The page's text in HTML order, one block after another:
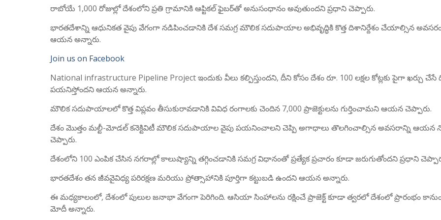
రాబోయే 1,000 రోజుల్లో దేశంలోని ప్రతి గ్రామానికి ఆప్టికల్ ఫైబర్‌తో అనుసంధానం అవుతుందని ప్రధాని చెప్పారు.
భారతదేశాన్ని ఆధునికత వైపు వేగంగా నడిపించడానికి దేశ సమగ్ర మౌలిక సదుపాయాల అభివృద్ధికి కొత్త దిశానిర్దేశం చేయాల్సిన
ఆయన అన్నారు.
Join us on Facebook
National infrastructure Pipeline Project ఇందుకు వీలు కల్పిస్తుందని, దీని కోసం దేశం రూ. 100 లక్షల కోట్లకు పైగా ఖర్చు
పయనిస్తోందని ఆయన అన్నారు.
మౌలిక సదుపాయాలలో కొత్త విప్లవం తీసుకురావడానికి వివిధ రంగాలకు చెందిన 7,000 ప్రాజెక్టులను గుర్తించామని ఆయన చెప్పారు.
దేశం మొత్తం మల్టీ-మోడల్ కనెక్టివిటీ మౌలిక సదుపాయాల వైపు పయనించాలని చెప్పి అగాధాలు తొలగించాల్సిన అవసరాన్ని ఆయన
చెప్పారు.
దేశంలోని 100 ఎంపిక చేసిన నగరాల్లో కాలుష్యాన్ని తగ్గించడానికి సమగ్ర విధానంతో ప్రత్యేక ప్రచారం కూడా జరుగుతోందని ప్రధాని
భారతదేశం తన జీవవైవిధ్య పరిరక్షణ మరియు ప్రోత్సాహానికి పూర్తిగా కట్టుబడి ఉందని ఆయన అన్నారు.
ఈ మధ్యకాలంలో, దేశంలో పులుల జనాభా వేగంగా పెరిగింది. ఆసియా సింహాలను రక్షించే ప్రాజెక్ట్ కూడా త్వరలో దేశంలో ప్రారంభం
మోదీ అన్నారు.